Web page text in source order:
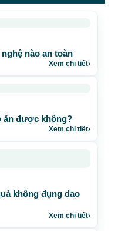
nào an toàn
Xem chi tiết›
ăn được không?
Xem chi tiết›
không đụng dao
Xem chi tiết›